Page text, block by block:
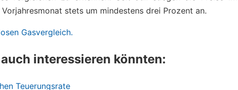
stets um mindestens drei Prozent an.
Gasvergleich.
interessieren könnten:
Teuerungsrate